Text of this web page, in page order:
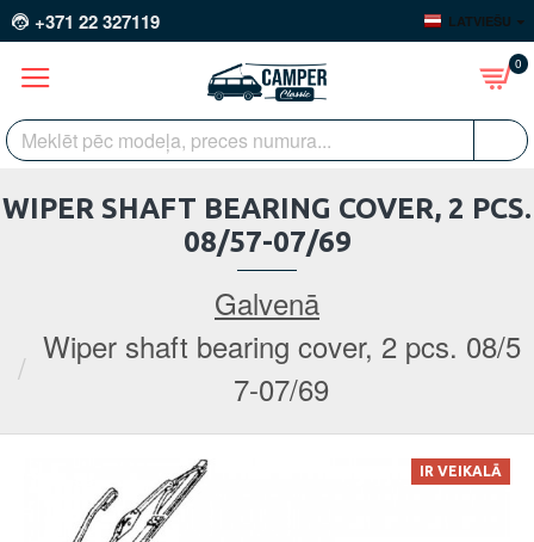
+371 22 327119 LATVIEŠU
0
Galvenā
Wiper shaft bearing cover, 2 pcs. 08/5
7-07/69
WIPER SHAFT BEARING COVER, 2 PCS.
08/57-07/69
IR VEIKALĀ